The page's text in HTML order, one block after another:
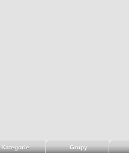
Kategorie Grupy